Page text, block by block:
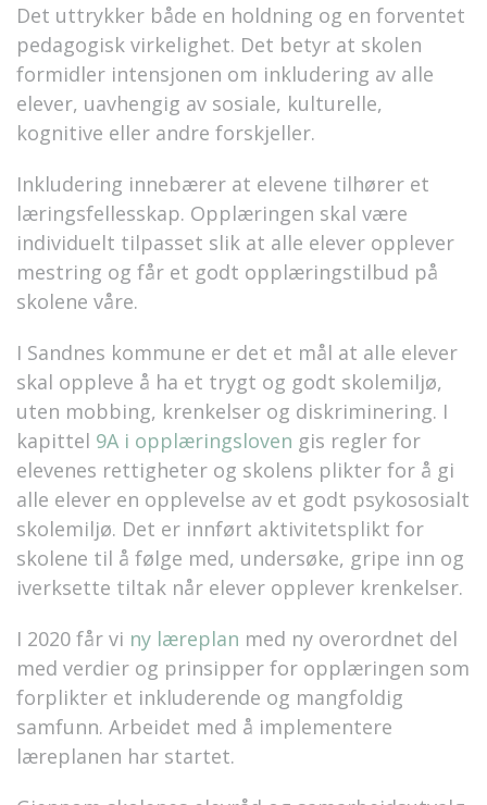
Det uttrykker både en holdning og en forventet
pedagogisk virkelighet. Det betyr at skolen
formidler intensjonen om inkludering av alle
elever, uavhengig av sosiale, kulturelle,
kognitive eller andre forskjeller.
Inkludering innebærer at elevene tilhører et
læringsfellesskap. Opplæringen skal være
individuelt tilpasset slik at alle elever opplever
mestring og får et godt opplæringstilbud på
skolene våre.
I Sandnes kommune er det et mål at alle elever
skal oppleve å ha et trygt og godt skolemiljø,
uten mobbing, krenkelser og diskriminering. I
kapittel 9A i opplæringsloven gis regler for
elevenes rettigheter og skolens plikter for å gi
alle elever en opplevelse av et godt psykososialt
skolemiljø. Det er innført aktivitetsplikt for
skolene til å følge med, undersøke, gripe inn og
iverksette tiltak når elever opplever krenkelser.
I 2020 får vi ny læreplan med ny overordnet del
med verdier og prinsipper for opplæringen som
forplikter et inkluderende og mangfoldig
samfunn. Arbeidet med å implementere
læreplanen har startet.